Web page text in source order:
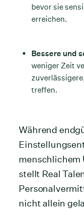
bevor sie
erreichen.
Bessere und
weniger Zeit
treffen.
Während
menschlichem
stellt Real
nicht allein